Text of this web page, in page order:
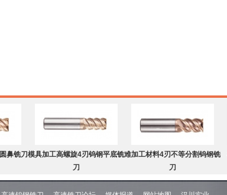
鼻铣刀模具加工高螺旋4刃钨钢平底铣
刀
难加工材料4刃不等分割钨钢铣
刀